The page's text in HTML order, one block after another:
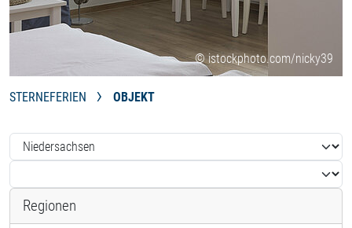
© istockphoto.com/nicky39
STERNEFERIEN OBJEKT
Regionen